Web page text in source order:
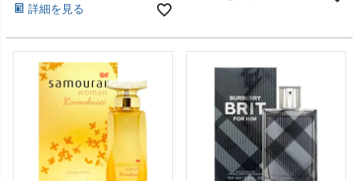
詳細を見る